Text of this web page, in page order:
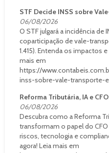
STF Decide INSS sobre
06/08/2026
O STF julgará a incidência de
coparticipação de vale-
1.415). Entenda os impactos
mais em
https://
inss-sobre-vale-transporte-
Reforma Tributária, IA e
06/08/2026
Descubra como a Reforma
transformam o papel do CFO
riscos, tecnologia e
agora! Leia mais em